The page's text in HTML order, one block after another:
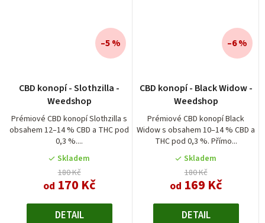
CBD konopí - Slothzilla -
Weedshop
Prémiové CBD konopí Slothzilla s
obsahem 12–14 % CBD a THC pod
0,3 %....
Skladem
180 Kč
od 170 Kč
–5 %
DETAIL
CBD konopí - Black Widow -
Weedshop
Prémiové CBD konopí Black
Widow s obsahem 10–14 % CBD a
THC pod 0,3 %. Přímo...
Skladem
180 Kč
od 169 Kč
–6 %
DETAIL